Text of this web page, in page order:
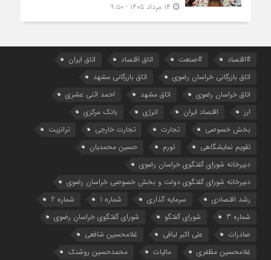
#اقتصاد #صنعت اتاق اقتصاد
اتاق ایران
اتاق بازرگانی خراسان رضوی
اتاق بازرگانی مشهد
اتاق خراسان رضوی
اتاق مشهد
احمد اثنی عشری
ارز
اقتصاد ایران انرژی
بانک مرکزی
بخش خصوصی
تجارت تجارت خارجی
ترانزیت
تقویم نمایشگاهی
تورم
حسین محمدیان
دبیرخانه شورای گفتگوی خراسان رضوی
دبیرخانه شورای گفتگوی دولت و بخش خصوصی خراسان رضوی
رشد اقتصادی
سرمایه گذاری شماره 1
شماره 2
شماره 3
شورای گفتگو
شورای گفتگوی خراسان رضوی
صادرات
علی اکبر لبافی
غلامحسین شافعی
غلامحسین مظفری
مالیات محمدحسین روشنک